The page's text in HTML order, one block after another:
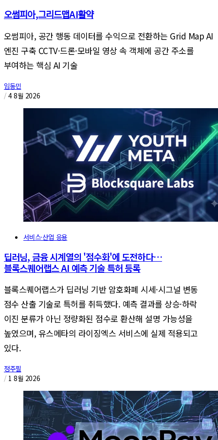
오썸피아,그리드맵AI활약
오썸피아, 공간 행동 데이터를 수익으로 전환하는 Grid Map AI
엔진 구축 CCTV·드론·모바일 영상 속 객체에 공간 주소를
부여하는 핵심 AI 기술
임동민
/ 4 8월 2026
서비스·산업 응용
딥러닝, 금융 시계열의 '점수화'에 도전하다…
블록스퀘어랩스 AI 예측 기술 특허 등록
블록스퀘어랩스가 딥러닝 기반 암호화폐 시세·시그널 변동
점수 산출 기술로 특허를 취득했다. 예측 결과를 상승·하락
이진 분류가 아닌 정량화된 점수로 환산해 설명 가능성을
높였으며, 유스메타의 라이징엑스 서비스에 실제 적용되고
있다.
정주필
/ 1 8월 2026